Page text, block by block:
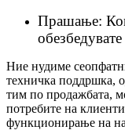
Прашање:
Ние нудиме
техничка поддршка,
тим по продажбата,
потребите на
функционирање на